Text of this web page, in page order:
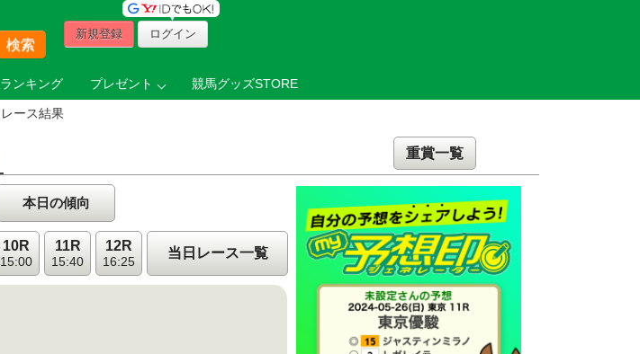
新規登録 ログイン
ランキング プレゼント 競馬グッズSTORE
レース結果
重賞一覧
本日の傾向
10R
15:00
11R
15:40
12R
16:25
当日レース一覧